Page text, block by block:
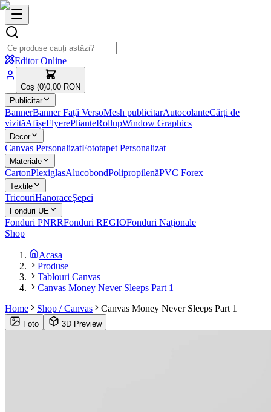
Editor Online
Coș (0)0,00 RON
Publicitar
BannerBanner Față VersoMesh publicitarAutocolanteCărți de
vizităAfișeFlyerePlianteRollupWindow Graphics
Decor
Canvas PersonalizatFototapet Personalizat
Materiale
CartonPlexiglasAlucobondPolipropilenăPVC Forex
Textile
TricouriHanoraceȘepci
Fonduri UE
Fonduri PNRRFonduri REGIOFonduri Naționale
Shop
Acasa
Produse
Tablouri Canvas
Canvas Money Never Sleeps Part 1
Home
Shop / Canvas Canvas Money Never Sleeps Part 1
Foto 3D Preview